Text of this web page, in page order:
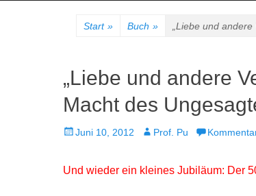
Start » Buch » „Liebe und
„Liebe und andere
Macht des
Veröffentlicht
Juni 10, 2012 AutorProf. Pu
Und wieder ein kleines Jubiläum: Der